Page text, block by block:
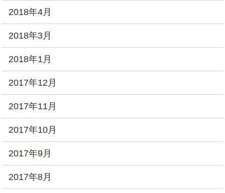
2018年4月
2018年3月
2018年1月
2017年12月
2017年11月
2017年10月
2017年9月
2017年8月